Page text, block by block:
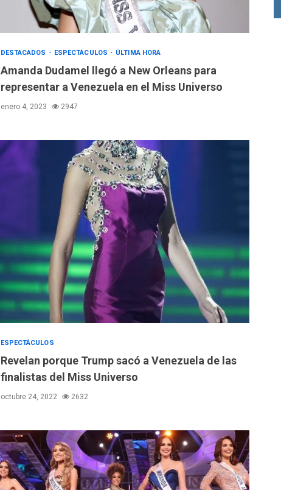
DESTACADOS ESPECTÁCULOS ÚLTIMA HORA
Amanda Dudamel llegó a New Orleans para
representar a Venezuela en el Miss Universo
enero 4, 2023 2947
ESPECTÁCULOS
Revelan porque Trump sacó a Venezuela de las
finalistas del Miss Universo
octubre 24, 2022 2632